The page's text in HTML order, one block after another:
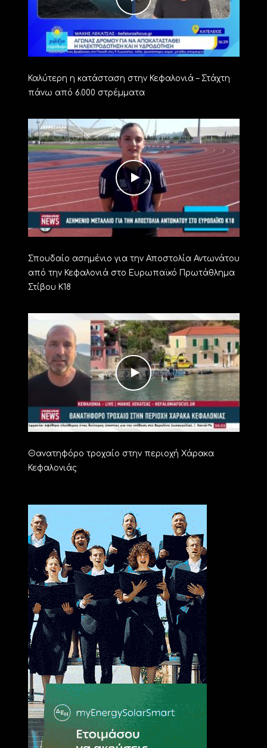
Καλύτερη η κατάσταση στην Κεφαλονιά – Στάχτη
πάνω από 6.000 στρέμματα
Σπουδαίο ασημένιο για την Αποστολία Αντωνάτου
από την Κεφαλονιά στο Ευρωπαϊκό Πρωτάθλημα
Στίβου Κ18
Θανατηφόρο τροχαίο στην περιοχή Χάρακα
Κεφαλονιάς